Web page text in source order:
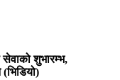
सेवाको शुभारम्भ,